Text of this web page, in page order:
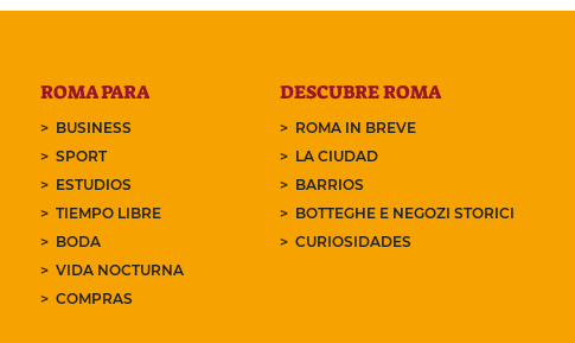
ROMA PARA
BUSINESS
SPORT
ESTUDIOS
TIEMPO LIBRE
BODA
VIDA NOCTURNA
COMPRAS
DESCUBRE ROMA
ROMA IN BREVE
LA CIUDAD
BARRIOS
BOTTEGHE E NEGOZI STORICI
CURIOSIDADES